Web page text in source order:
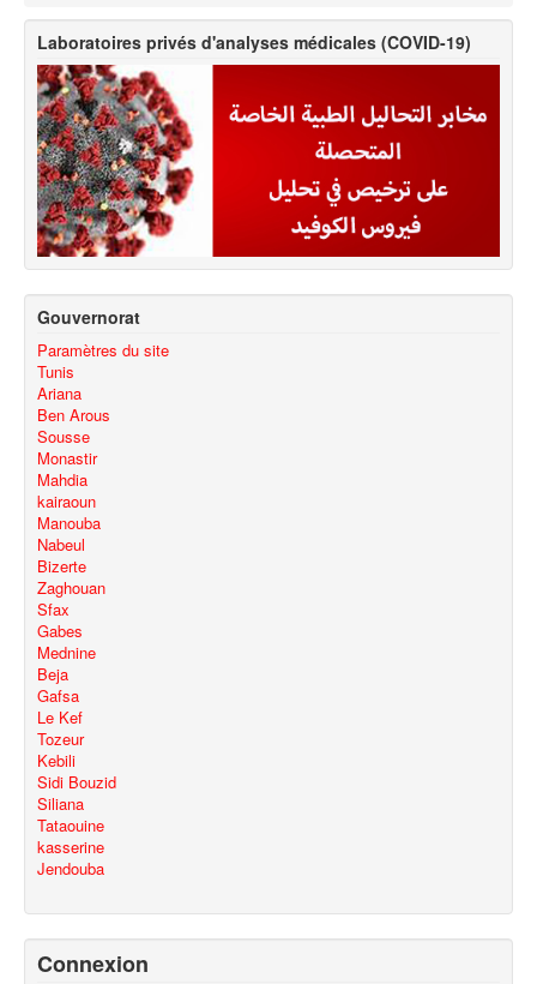
Laboratoires privés d'analyses médicales (COVID-19)
Gouvernorat
Paramètres du site
Tunis
Ariana
Ben Arous
Sousse
Monastir
Mahdia
kairaoun
Manouba
Nabeul
Bizerte
Zaghouan
Sfax
Gabes
Mednine
Beja
Gafsa
Le Kef
Tozeur
Kebili
Sidi Bouzid
Siliana
Tataouine
kasserine
Jendouba
Connexion